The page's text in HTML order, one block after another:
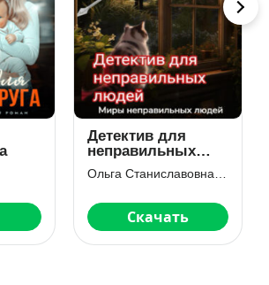
Помолвка по
расчету. Яд и
шоколад
Наталья Самсонова
Читать